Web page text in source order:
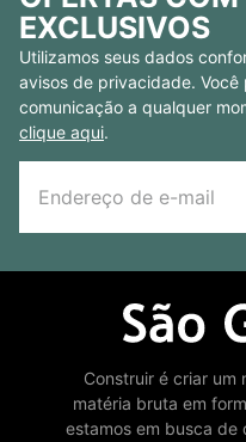
EXCLUSIVOS
Utilizamos seus dados
avisos de privacidade. Você
comunicação a qualquer
clique aqui.
Construir é criar um
matéria bruta em
estamos em busca de